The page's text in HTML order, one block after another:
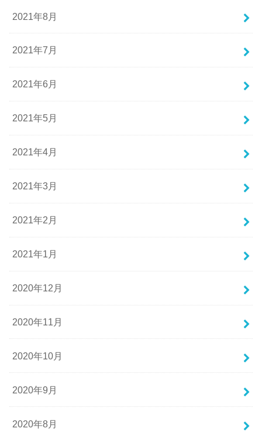
2021年8月
2021年7月
2021年6月
2021年5月
2021年4月
2021年3月
2021年2月
2021年1月
2020年12月
2020年11月
2020年10月
2020年9月
2020年8月